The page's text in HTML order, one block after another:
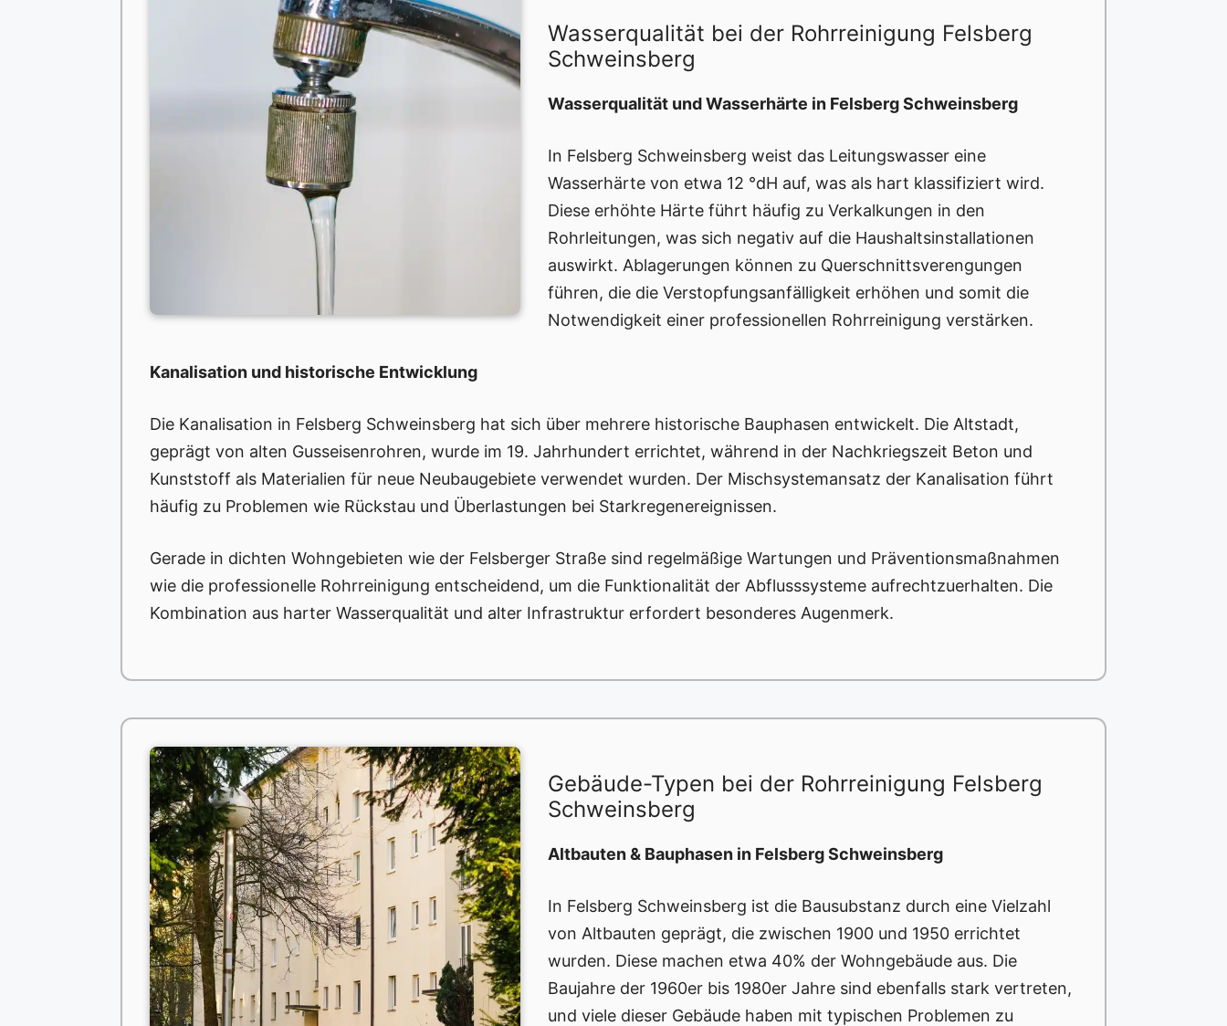
Wasserqualität bei der Rohrreinigung Felsberg
Schweinsberg
Wasserqualität und Wasserhärte in Felsberg Schweinsberg
In Felsberg Schweinsberg weist das Leitungswasser eine
Wasserhärte von etwa 12 °dH auf, was als hart klassifiziert wird.
Diese erhöhte Härte führt häufig zu Verkalkungen in den
Rohrleitungen, was sich negativ auf die Haushaltsinstallationen
auswirkt. Ablagerungen können zu Querschnittsverengungen
führen, die die Verstopfungsanfälligkeit erhöhen und somit die
Notwendigkeit einer professionellen Rohrreinigung verstärken.
Kanalisation und historische Entwicklung
Die Kanalisation in Felsberg Schweinsberg hat sich über mehrere historische Bauphasen entwickelt. Die Altstadt,
geprägt von alten Gusseisenrohren, wurde im 19. Jahrhundert errichtet, während in der Nachkriegszeit Beton und
Kunststoff als Materialien für neue Neubaugebiete verwendet wurden. Der Mischsystemansatz der Kanalisation führt
häufig zu Problemen wie Rückstau und Überlastungen bei Starkregenereignissen.
Gerade in dichten Wohngebieten wie der Felsberger Straße sind regelmäßige Wartungen und Präventionsmaßnahmen
wie die professionelle Rohrreinigung entscheidend, um die Funktionalität der Abflusssysteme aufrechtzuerhalten. Die
Kombination aus harter Wasserqualität und alter Infrastruktur erfordert besonderes Augenmerk.
Gebäude-Typen bei der Rohrreinigung Felsberg
Schweinsberg
Altbauten & Bauphasen in Felsberg Schweinsberg
In Felsberg Schweinsberg ist die Bausubstanz durch eine Vielzahl
von Altbauten geprägt, die zwischen 1900 und 1950 errichtet
wurden. Diese machen etwa 40% der Wohngebäude aus. Die
Baujahre der 1960er bis 1980er Jahre sind ebenfalls stark vertreten,
und viele dieser Gebäude haben mit typischen Problemen zu